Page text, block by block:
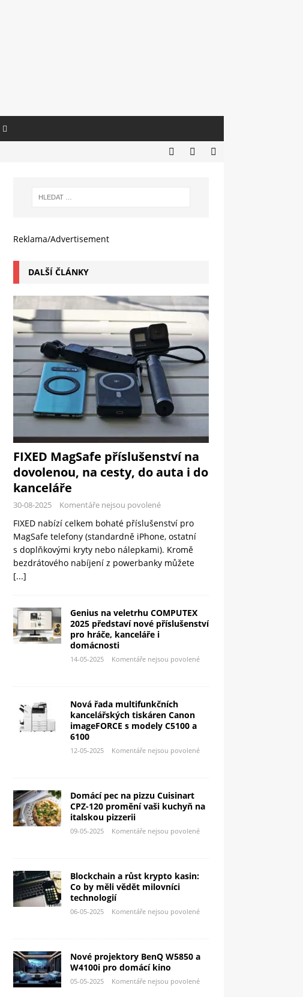
Reklama/Advertisement
DALŠÍ ČLÁNKY
FIXED MagSafe příslušenství na
dovolenou, na cesty, do auta i do
kanceláře
30-08-2025 Komentáře nejsou povolené
FIXED nabízí celkem bohaté příslušenství pro
MagSafe telefony (standardně iPhone, ostatní
s doplňkovými kryty nebo nálepkami). Kromě
bezdrátového nabíjení z powerbanky můžete
[...]
Genius na veletrhu COMPUTEX
2025 představí nové příslušenství
pro hráče, kanceláře i
domácnosti
14-05-2025 Komentáře nejsou povolené
Nová řada multifunkčních
kancelářských tiskáren Canon
imageFORCE s modely C5100 a
6100
12-05-2025 Komentáře nejsou povolené
Domácí pec na pizzu Cuisinart
CPZ-120 promění vaši kuchyň na
italskou pizzerii
09-05-2025 Komentáře nejsou povolené
Blockchain a růst krypto kasin:
Co by měli vědět milovníci
technologií
06-05-2025 Komentáře nejsou povolené
Nové projektory BenQ W5850 a
W4100i pro domácí kino
05-05-2025 Komentáře nejsou povolené